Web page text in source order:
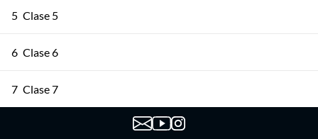
5 Clase 5
6 Clase 6
7 Clase 7